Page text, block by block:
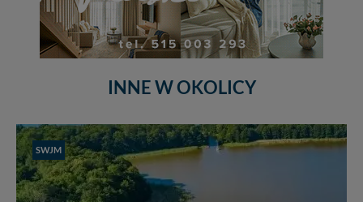
INNE W OKOLICY
SWJM